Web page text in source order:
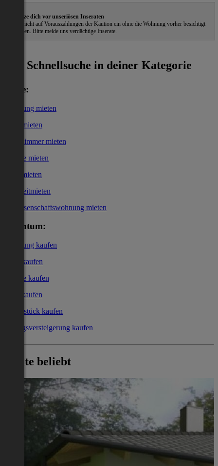
Schütze dich vor unseriösen Inseraten
Gehe nicht auf Vorauszahlungen der Kaution ein ohne die Wohnung vorher besichtigt
zu haben. Bitte melde uns verdächtige Inserate.
Schnellsuche in deiner Kategorie
Miete:
Wohnung mieten
Haus mieten
WG-Zimmer mieten
Garage mieten
Büro mieten
Kurzzeitmieten
Genossenschaftswohnung mieten
Eigentum:
Wohnung kaufen
Haus kaufen
Garage kaufen
Büro kaufen
Grundstück kaufen
Zwangsversteigerung kaufen
Heute beliebt